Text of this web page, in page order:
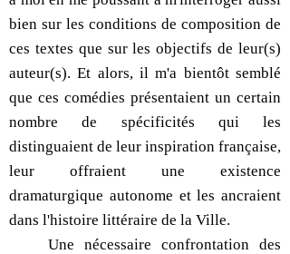
bien sur les conditions de composition de
ces textes que sur les objectifs de leur(s)
auteur(s). Et alors, il m'a bientôt semblé
que ces comédies présentaient un certain
nombre de spécificités qui les
distinguaient de leur inspiration française,
leur offraient une existence
dramaturgique autonome et les ancraient
dans l'histoire littéraire de la Ville.
Une nécessaire confrontation des